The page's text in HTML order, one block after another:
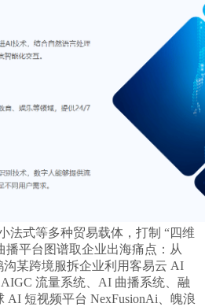
法式等多种贸易载体，打制 “四维
播平台图谱取企业出海痛点：从
沟某跨境服拆企业利用客易云 AI
流量系统、AI 曲播系统、融
AI 短视频平台 NexFusionAi、魄浪